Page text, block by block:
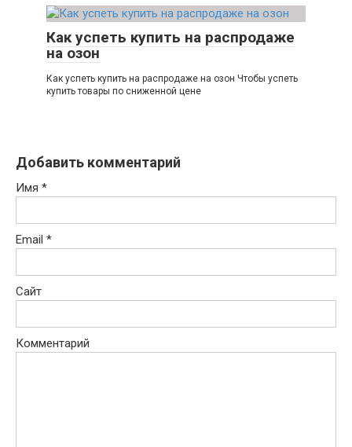
Как успеть купить на распродаже
на озон
Как успеть купить на распродаже на озон Чтобы успеть
купить товары по сниженной цене
Добавить комментарий
Имя *
Email *
Сайт
Комментарий